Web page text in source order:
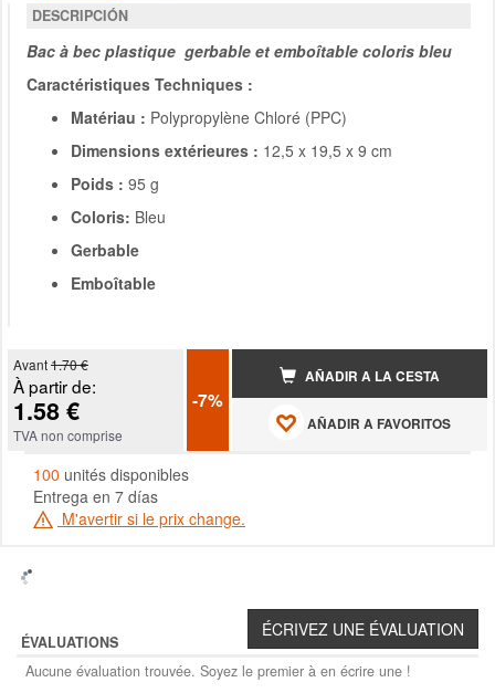
DESCRIPCIÓN
Bac à bec plastique gerbable et emboîtable coloris bleu
Caractéristiques Techniques :
Matériau : Polypropylène Chloré (PPC)
Dimensions extérieures : 12,5 x 19,5 x 9 cm
Poids : 95 g
Coloris: Bleu
Gerbable
Emboîtable
Avant1.70 €
À partir de:
1.58 €
TVA non comprise
-7%
AÑADIR A LA CESTA
AÑADIR A FAVORITOS
100 unités disponibles
Entrega en 7 días
M'avertir si le prix change.
ÉVALUATIONS
Aucune évaluation trouvée. Soyez le premier à en écrire une !